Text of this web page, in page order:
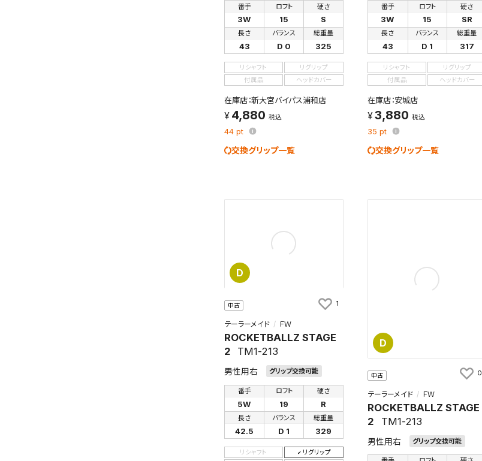
番手
3W
ロフト
15
硬さ
S
長さ
43
バランス
D 0
総重量
325
リシャフト
リグリップ
付属品
ヘッドカバー
在庫店：新大宮バイパス浦和店
4,880 税込
44 pt
交換グリップ一覧
番手
3W
ロフト
15
硬さ
SR
長さ
43
バランス
D 1
総重量
317
リシャフト
リグリップ
付属品
ヘッドカバー
在庫店：安城店
3,880 税込
35 pt
交換グリップ一覧
D
中古
テーラーメイド ＦＷ
ROCKETBALLZ STAGE
2
TM1-213
男性用右 グリップ交換可能
番手
5W
ロフト
19
硬さ
R
長さ
42.5
バランス
D 1
総重量
329
リシャフト
リグリップ
1
D
中古
テーラーメイド ＦＷ
ROCKETBALLZ STAGE
2
TM1-213
男性用右 グリップ交換可能
0